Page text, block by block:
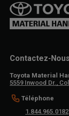
Contactez-Nous
Toyota Material
5559 Inwood Dr.,
Téléphone
1.844.965.0182